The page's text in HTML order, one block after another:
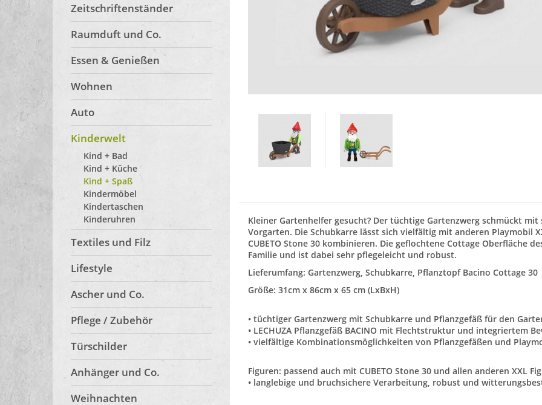
Zeitschriftenständer
Raumduft und Co.
Essen & Genießen
Wohnen
Auto
Kinderwelt
Kind + Bad
Kind + Küche
Kind + Spaß
Kindermöbel
Kindertaschen
Kinderuhren
Textiles und Filz
Lifestyle
Ascher und Co.
Pflege / Zubehör
Türschilder
Anhänger und Co.
Weihnachten
Kleiner Gartenhelfer gesucht? Der tüchtige Gartenzwerg schmückt mit
Vorgarten. Die Schubkarre lässt sich vielfältig mit anderen Playmobil
CUBETO Stone 30 kombinieren. Die geflochtene Cottage Oberfläche
Familie und ist dabei sehr pflegeleicht und robust.
Lieferumfang: Gartenzwerg, Schubkarre, Pflanztopf Bacino Cottage 30
Größe: 31cm x 86cm x 65 cm (LxBxH)
• tüchtiger Gartenzwerg mit Schubkarre und Pflanzgefäß für den
• LECHUZA Pflanzgefäß BACINO mit Flechtstruktur und integriertem
• vielfältige Kombinationsmöglichkeiten von Pflanzgefäßen und
Figuren: passend auch mit CUBETO Stone 30 und allen anderen XXL
• langlebige und bruchsichere Verarbeitung, robust und